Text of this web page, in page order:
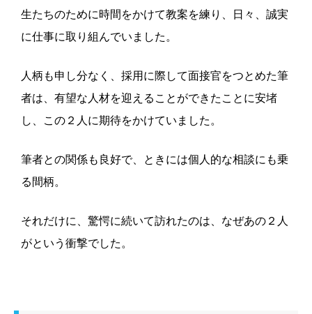
生たちのために時間をかけて教案を練り、日々、誠実
に仕事に取り組んでいました。
人柄も申し分なく、採用に際して面接官をつとめた筆
者は、有望な人材を迎えることができたことに安堵
し、この２人に期待をかけていました。
筆者との関係も良好で、ときには個人的な相談にも乗
る間柄。
それだけに、驚愕に続いて訪れたのは、なぜあの２人
がという衝撃でした。